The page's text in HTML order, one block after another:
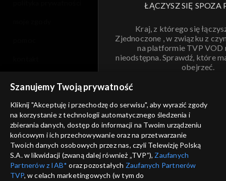
ŁĄCZYSZ SIĘ SPOZA
Kraj, z którego się
Zjednoczone , w związku z
na platformie TVP VOD
nieodstępna. Sprawdź, które
obejrzeć.
ANULUJ
informacje o dostawcy usług
Szanujemy Twoją prywatność
Kliknij "Akceptuję i przechodzę do serwisu", aby wyrazić zgody
na korzystanie z technologii automatycznego śledzenia i
zbierania danych, dostęp do informacji na Twoim urządzeniu
końcowym i ich przechowywanie oraz na przetwarzanie
Twoich danych osobowych przez nas, czyli Telewizję Polską
S.A. w likwidacji (zwaną dalej również „TVP”), Zaufanych
Partnerów z IAB* oraz pozostałych Zaufanych Partnerów
TVP, w celach marketingowych (w tym do